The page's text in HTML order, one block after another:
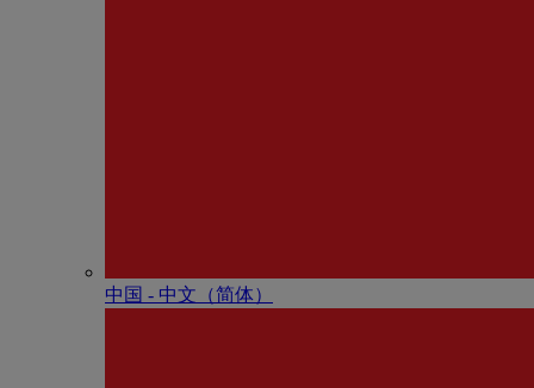
中国 - 中⽂（简体）